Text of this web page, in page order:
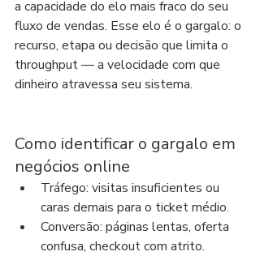
a capacidade do elo mais fraco do seu
fluxo de vendas. Esse elo é o gargalo: o
recurso, etapa ou decisão que limita o
throughput — a velocidade com que
dinheiro atravessa seu sistema.
Como identificar o gargalo em
negócios online
Tráfego: visitas insuficientes ou
caras demais para o ticket médio.
Conversão: páginas lentas, oferta
confusa, checkout com atrito.